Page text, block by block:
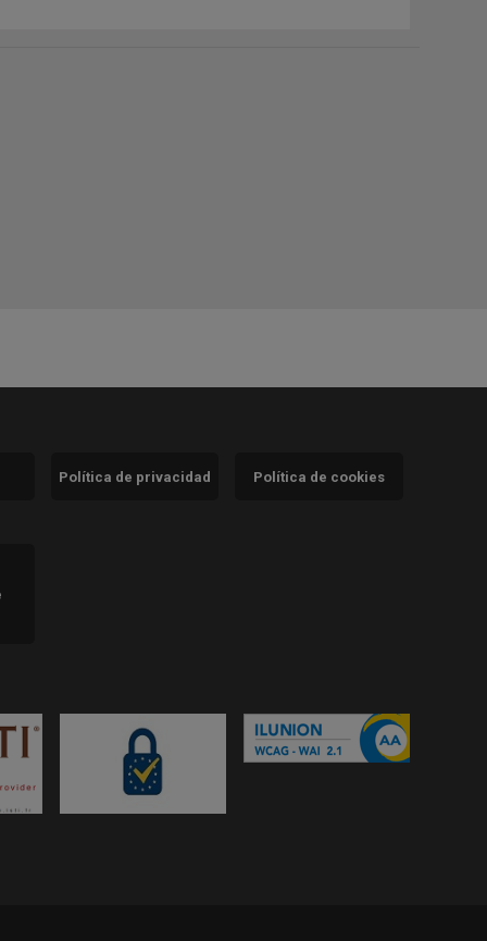
Política de privacidad Política de cookies